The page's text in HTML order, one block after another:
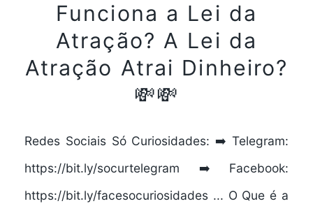
Funciona a Lei da
Atração? A Lei da
Atração Atrai Dinheiro?
💸💸
Redes Sociais Só Curiosidades: ➡️ Telegram:
https://bit.ly/socurtelegram ➡️ Facebook:
https://bit.ly/facesocuriosidades ... O Que é a